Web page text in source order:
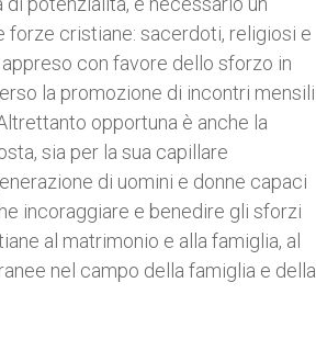
forze cristiane: sacerdoti, religiosi e
con favore dello sforzo in
la promozione di incontri mensili
opportuna è anche la
sia per la sua capillare
di uomini e donne capaci
incoraggiare e benedire gli sforzi
al matrimonio e alla famiglia, al
nel campo della famiglia e della